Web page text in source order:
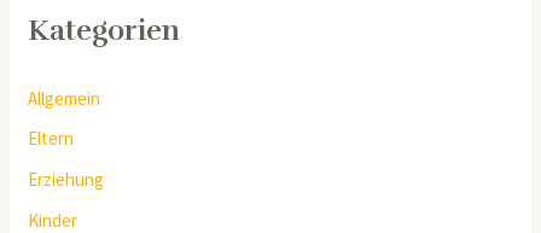
Kategorien
Allgemein
Eltern
Erziehung
Kinder